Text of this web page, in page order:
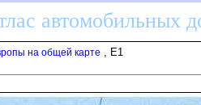
автомобильных
на общей карте , E1